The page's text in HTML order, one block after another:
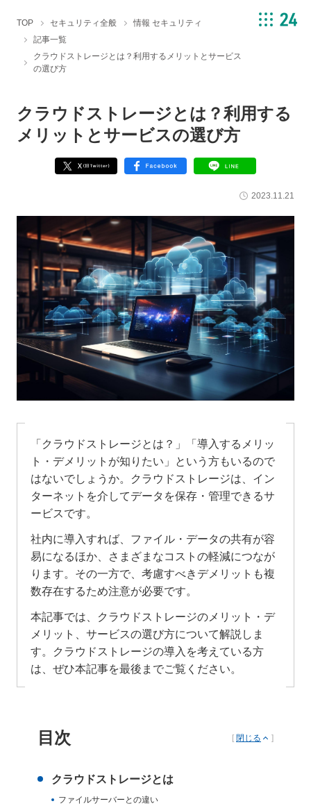
TOP セキュリティ全般
情報 セキュリティ
記事一覧
クラウドストレージとは？利用するメリットとサービス
の選び方
クラウドストレージとは？利用する
メリットとサービスの選び方
2023.11.21
「クラウドストレージとは？」「導入するメリッ
ト・デメリットが知りたい」という方もいるので
はないでしょうか。クラウドストレージは、イン
ターネットを介してデータを保存・管理できるサ
ービスです。
社内に導入すれば、ファイル・データの共有が容
易になるほか、さまざまなコストの軽減につなが
ります。その一方で、考慮すべきデメリットも複
数存在するため注意が必要です。
本記事では、クラウドストレージのメリット・デ
メリット、サービスの選び方について解説しま
す。クラウドストレージの導入を考えている方
は、ぜひ本記事を最後までご覧ください。
目次 [ 閉じる ]
クラウドストレージとは
ファイルサーバーとの違い